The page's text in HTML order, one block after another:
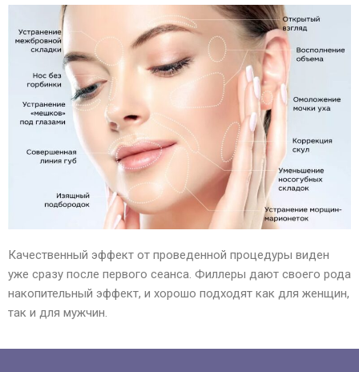
Качественный эффект от проведенной процедуры виден
уже сразу после первого сеанса. Филлеры дают своего рода
накопительный эффект, и хорошо подходят как для женщин,
так и для мужчин.